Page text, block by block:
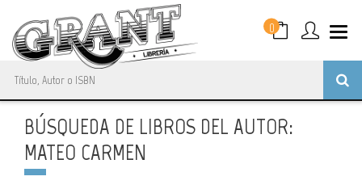
0
BÚSQUEDA DE LIBROS DEL AUTOR:
MATEO CARMEN